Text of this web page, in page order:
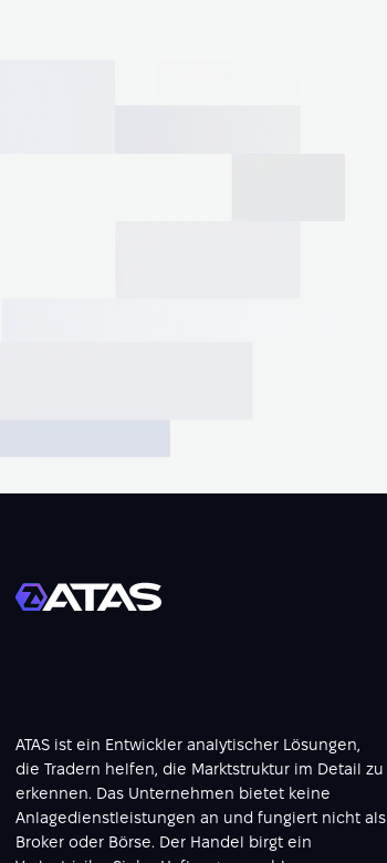
ATAS ist ein Entwickler analytischer Lösungen,
die Tradern helfen, die Marktstruktur im Detail zu
erkennen. Das Unternehmen bietet keine
Anlagedienstleistungen an und fungiert nicht als
Broker oder Börse. Der Handel birgt ein